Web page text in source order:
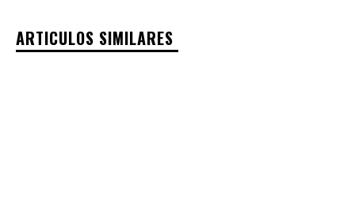
ARTICULOS SIMILARES